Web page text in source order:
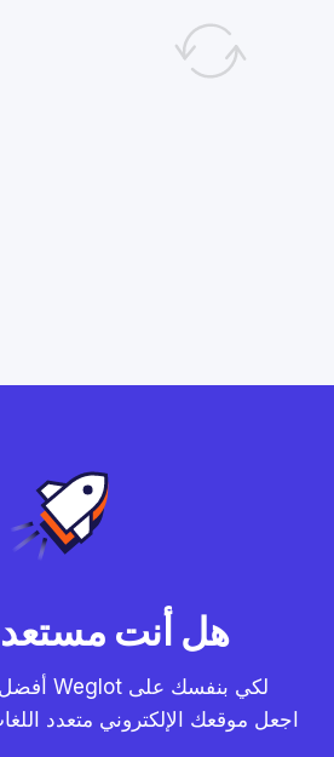
هل أنت مستعد
أفضل طريقة لكي قوة Weglot لكي بنفسك على
. اجعل موقعك الإلكتروني متعدد